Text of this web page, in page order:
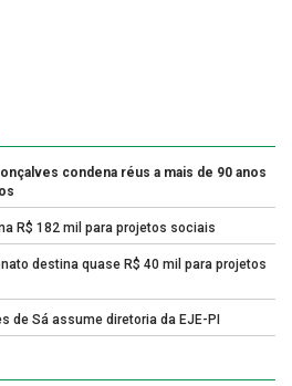
condena réus a mais de 90 anos
R$ 182 mil para projetos sociais
destina quase R$ 40 mil para projetos
de Sá assume diretoria da EJE-PI